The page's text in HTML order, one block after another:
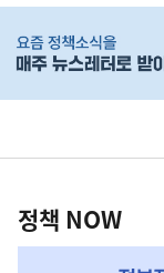
단
영
책
NOW,
정책 NOW